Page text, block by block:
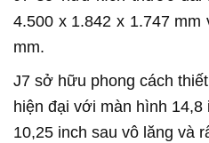
4.500 x 1.842 x 1.747
mm.
J7 sở hữu phong cách
hiện đại với màn hình 14,8
10,25 inch sau vô lăng và